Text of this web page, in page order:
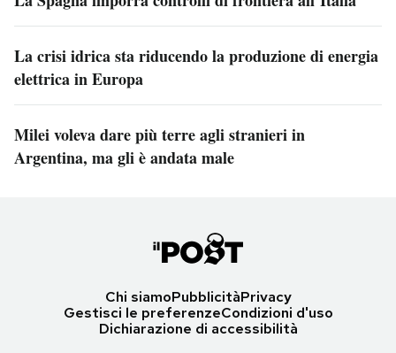
La crisi idrica sta riducendo la produzione di energia
elettrica in Europa
Milei voleva dare più terre agli stranieri in
Argentina, ma gli è andata male
Chi siamoPubblicitàPrivacy
Gestisci le preferenzeCondizioni d'uso
Dichiarazione di accessibilità